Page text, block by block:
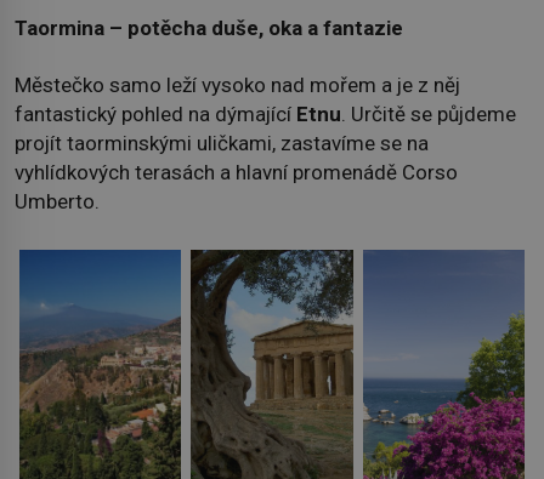
Taormina – potěcha duše, oka a fantazie
Městečko samo leží vysoko nad mořem a je z něj
fantastický pohled na dýmající Etnu . Určitě se půjdeme
projít taorminskými uličkami, zastavíme se na
vyhlídkových terasách a hlavní promenádě Corso
Umberto.